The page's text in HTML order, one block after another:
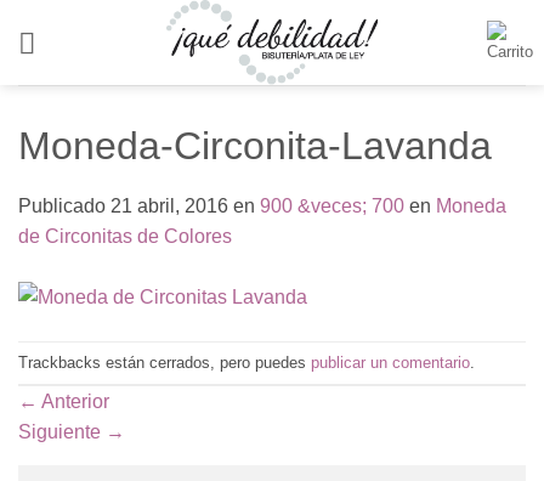
Moneda-Circonita-Lavanda
Publicado 21 abril, 2016 en 900 &veces; 700 en Moneda
de Circonitas de Colores
Trackbacks están cerrados, pero puedes publicar un comentario
← Anterior
Siguiente →